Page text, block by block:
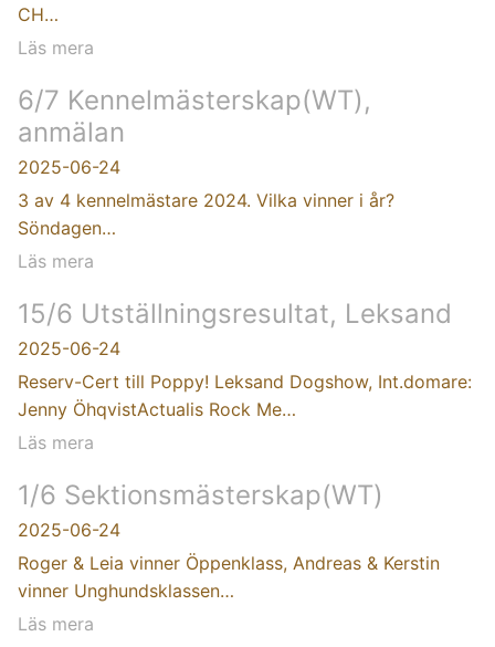
CH…
Läs mera
6/7 Kennelmästerskap(WT),
anmälan
2025-06-24
3 av 4 kennelmästare 2024. Vilka vinner i år?
Söndagen…
Läs mera
15/6 Utställningsresultat, Leksand
2025-06-24
Reserv-Cert till Poppy! Leksand Dogshow, Int.domare:
Jenny ÖhqvistActualis Rock Me…
Läs mera
1/6 Sektionsmästerskap(WT)
2025-06-24
Roger & Leia vinner Öppenklass, Andreas & Kerstin
vinner Unghundsklassen…
Läs mera